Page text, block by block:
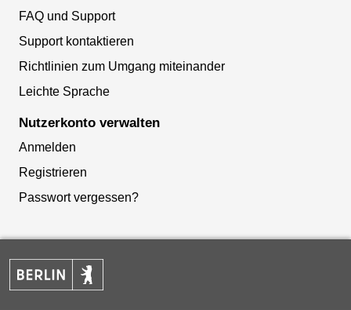
FAQ und Support
Support kontaktieren
Richtlinien zum Umgang miteinander
Leichte Sprache
Nutzerkonto verwalten
Anmelden
Registrieren
Passwort vergessen?